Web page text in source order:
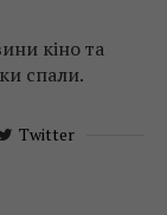
кіно та
спали.
Twitter